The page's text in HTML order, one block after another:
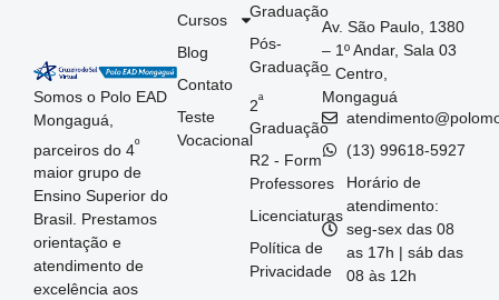
Somos o Polo EAD
Mongaguá,
parceiros do 4º
maior grupo de
Ensino Superior do
Brasil. Prestamos
orientação e
atendimento de
excelência aos
Graduação
Pós-
Graduação
2ª
Graduação
R2 - Form
Professores
Licenciaturas
Política de
Privacidade
Cursos
Blog
Contato
Teste
Vocacional
Av. São Paulo, 1380
– 1º Andar, Sala 03
– Centro,
Mongaguá
(13) 99618-5927
Horário de
atendimento:
seg-sex das 08
as 17h | sáb das
08 às 12h